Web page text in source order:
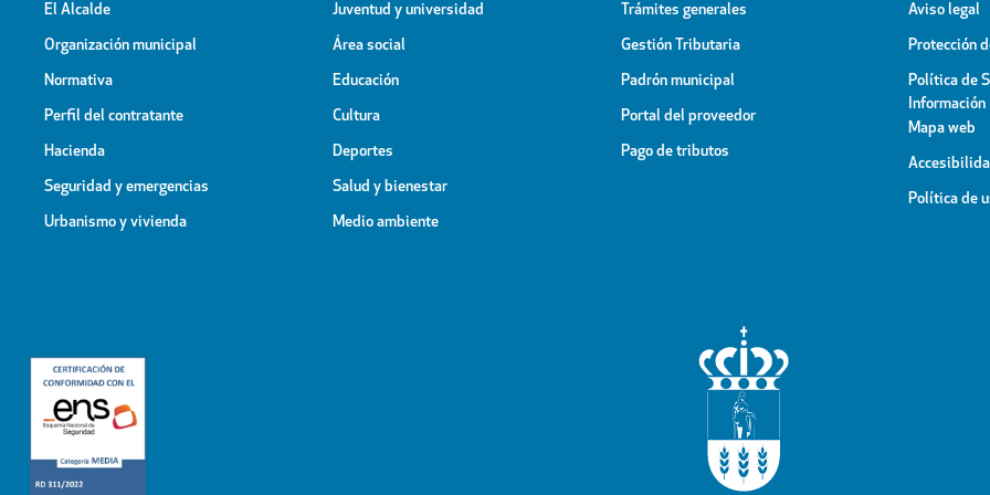
El Alcalde
Organización municipal
Normativa
Perfil del contratante
Hacienda
Seguridad y emergencias
Urbanismo y vivienda
Juventud y universidad
Área social
Educación
Cultura
Deportes
Salud y bienestar
Medio ambiente
Trámites generales
Gestión Tributaria
Padrón municipal
Portal del proveedor
Pago de tributos
Aviso legal
Protección
Política de
Información
Mapa web
Política de